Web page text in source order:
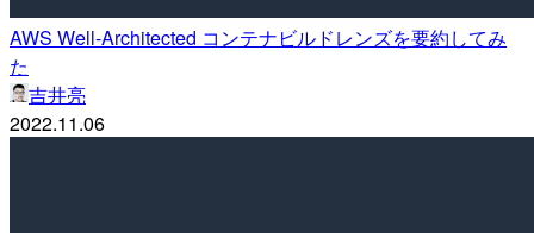
AWS Well-Architected コンテナビルドレンズを要約してみ
た
吉井亮
2022.11.06